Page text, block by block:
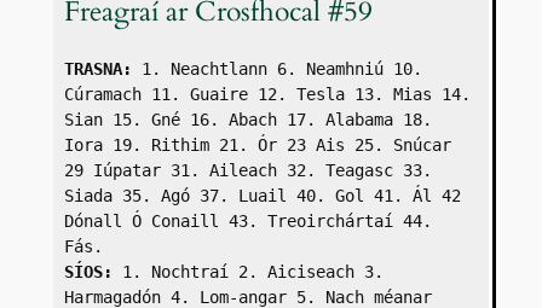
Freagraí ar Crosfhocal #59
TRASNA:
1. Neachtlann 6. Neamhniú 10.
Cúramach 11. Guaire 12. Tesla 13. Mias 14.
Sian 15. Gné 16. Abach 17. Alabama 18.
Iora 19. Rithim 21. Ór 23 Ais 25. Snúcar
29 Iúpatar 31. Aileach 32. Teagasc 33.
Siada 35. Agó 37. Luail 40. Gol 41. Ál 42
Dónall Ó Conaill 43. Treoirchártaí 44.
Fás.
SÍOS:
1. Nochtraí 2. Aiciseach 3.
Harmagadón 4. Lom-angar 5. Nach méanar